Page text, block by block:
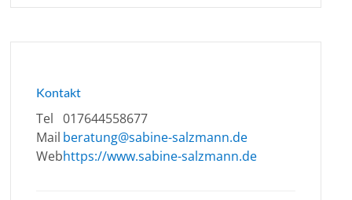
Kontakt
Tel 017644558677
Mail beratung@sabine-salzmann.de
Webhttps://www.sabine-salzmann.de